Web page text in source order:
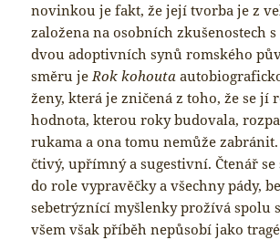
novinkou je fakt, že její tvorba je z
založena na osobních zkušenostech
dvou adoptivních synů romského
směru jeRok kohouta
ženy, která je zničená z toho, že se jí
hodnota, kterou roky budovala,
rukama a ona tomu nemůže
čtivý, upřímný a sugestivní. Čtenář
do role vypravěčky a všechny pády,
sebetrýznící myšlenky prožívá spolu
všem však příběh nepůsobí jako